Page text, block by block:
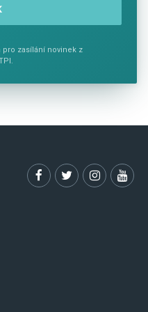
zasílání novinek z